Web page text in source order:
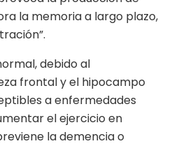
la memoria a largo plazo,
debido al
frontal y el hipocampo
a enfermedades
el ejercicio en
la demencia o